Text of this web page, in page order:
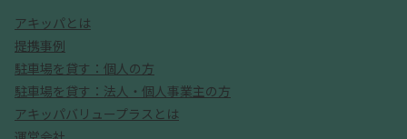
アキッパとは
提携事例
駐車場を貸す：個人の方
駐車場を貸す：法人・個人事業主の方
アキッパバリュープラスとは